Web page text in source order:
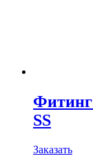
Фитинг
SS
Заказать